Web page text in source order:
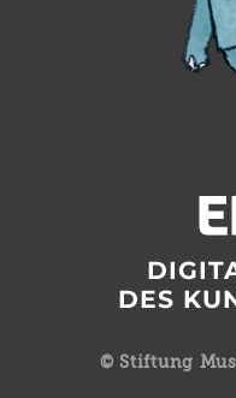
DES
© Stiftung